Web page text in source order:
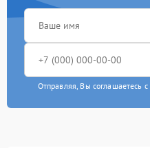
Отправляя, Вы соглашаетесь с